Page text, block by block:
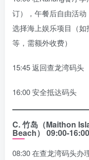
订），午餐后自由活
选择海上娱乐项目（
等，需额外收费）
15:45 返回查龙湾码头
16:00 安全抵达码头
C.竹岛（Maithon
Beach）09:00-16:00
08:30 在查龙湾码头办